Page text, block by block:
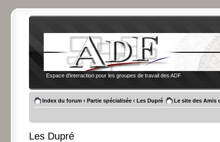
Espace d'interaction pour les groupes de travail des ADF
Index du forum ‹ Partie spécialisée ‹ Les Dupré Le site des Amis
Les Dupré